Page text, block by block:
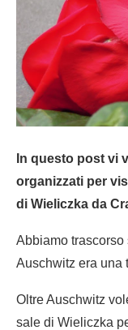
In questo post vi
organizzati per
di Wieliczka da
Abbiamo trascorso
Auschwitz era una
Oltre Auschwitz
sale di Wieliczka